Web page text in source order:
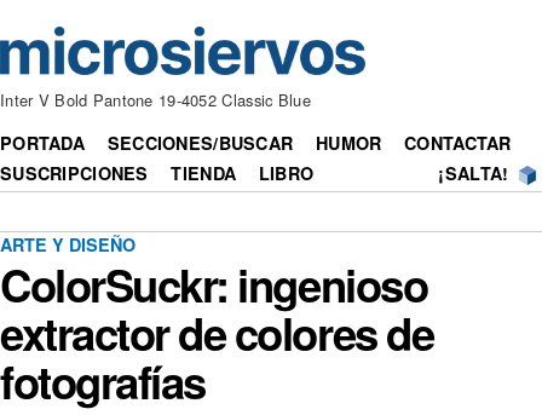
Inter V Bold Pantone 19-4052 Classic Blue
PORTADA SECCIONES/BUSCAR HUMOR
CONTACTAR
SUSCRIPCIONES
TIENDA LIBRO ¡SALTA!
ARTE Y DISEÑO
ColorSuckr: ingenioso
extractor de colores de
fotografías